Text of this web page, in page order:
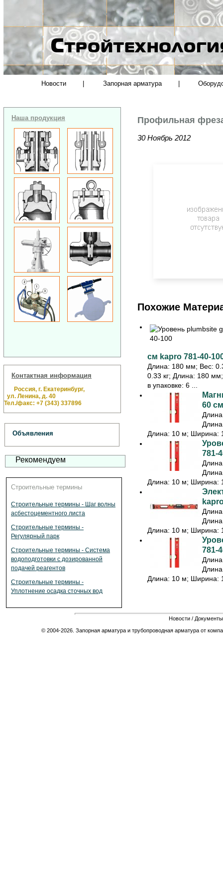
Новости Запорная арматура
Наша продукция
Контактная информация
Россия, г. Екатеринбург,
ул. Ленина, д. 40
Тел./факс: +7 (343) 337896
Объявления
Рекомендуем
Строительные термины
Строительные термины - Шаг волны
асбестоцементного листа
Строительные термины -
Регулярный парк
Строительные термины - Система
водоподготовки с дозированной
подачей реагентов
Строительные термины -
Уплотнение осадка сточных вод
Профильная
30 Ноябрь 2012
Похожие
см kapro 781-40-
Длина: 180 мм; Вес:
0.33 кг; Длина: 180
в упаковке: 6 ...
60
Длина: 10 м; Ширина:
781-
Длина: 10 м; Ширина:
Длина: 10 м; Ширина:
781-
Длина: 10 м; Ширина:
Новости / Документы
© 2004-2026. Запорная арматура и трубопроводная арматура от